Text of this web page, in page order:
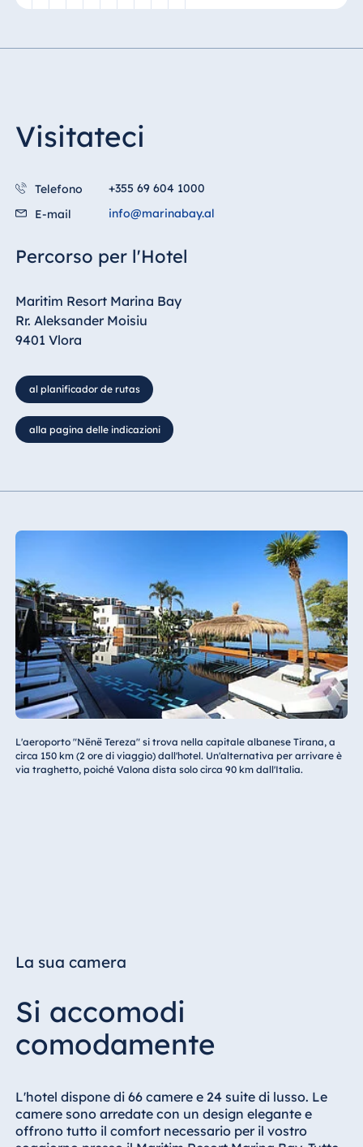
Malta
Mauritius
Visitateci
Telefono
+355 69 604 1000
E-mail
info@marinabay.al
Percorso per l'Hotel
Maritim Resort Marina Bay
Rr. Aleksander Moisiu
9401 Vlora
al planificador de rutas
alla pagina delle indicazioni
L'aeroporto "Nënë Tereza" si trova nella capitale albanese Tirana, a
circa 150 km (2 ore di viaggio) dall'hotel. Un'alternativa per arrivare è
via traghetto, poiché Valona dista solo circa 90 km dall'Italia.
La sua camera
Si accomodi
comodamente
L'hotel dispone di 66 camere e 24 suite di lusso. Le
camere sono arredate con un design elegante e
offrono tutto il comfort necessario per il vostro